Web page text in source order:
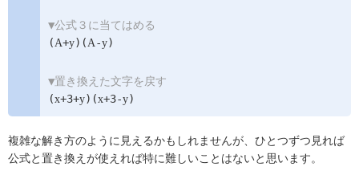
▼公式３に当てはめる
( A+y)( A -y)
▼置き換えた文字を戻す
(x+3+y)(x+3-y)
複雑な解き方のように見えるかもしれませんが、ひとつずつ見れば
公式と置き換えが使えれば特に難しいことはないと思います。